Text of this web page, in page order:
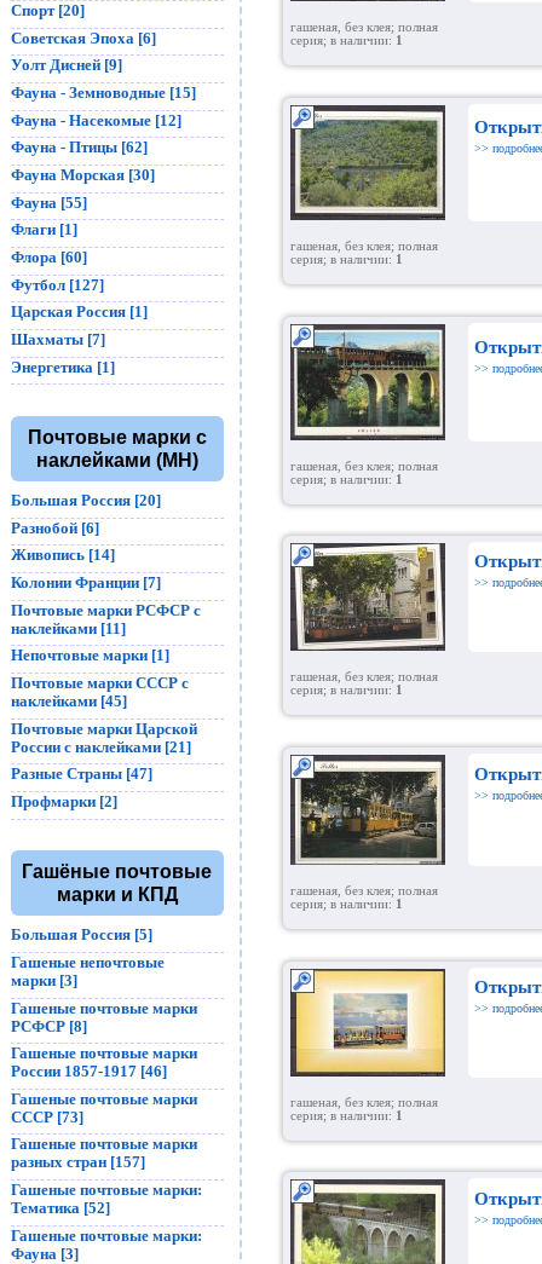
Спорт [20]
Советская Эпоха [6]
Уолт Дисней [9]
Фауна - Земноводные [15]
Фауна - Насекомые [12]
Фауна - Птицы [62]
Фауна Морская [30]
Фауна [55]
Флаги [1]
Флора [60]
Футбол [127]
Царская Россия [1]
Шахматы [7]
Энергетика [1]
Почтовые марки с
наклейками (MH)
Большая Россия [20]
Разнобой [6]
Живопись [14]
Колонии Франции [7]
Почтовые марки РСФСР с
наклейками [11]
Непочтовые марки [1]
Почтовые марки СССР с
наклейками [45]
Почтовые марки Царской
России с наклейками [21]
Разные Страны [47]
Профмарки [2]
Гашёные почтовые
марки и КПД
Большая Россия [5]
Гашеные непочтовые
марки [3]
Гашеные почтовые марки
РСФСР [8]
Гашеные почтовые марки
России 1857-1917 [46]
Гашеные почтовые марки
СССР [73]
Гашеные почтовые марки
разных стран [157]
Гашеные почтовые марки:
Тематика [52]
Гашеные почтовые марки:
Фауна [3]
гашеная, без клея; полная
серия; в наличии: 1
>>
гашеная, без клея; полная
серия; в наличии: 1
>>
гашеная, без клея; полная
серия; в наличии: 1
>>
гашеная, без клея; полная
серия; в наличии: 1
>>
гашеная, без клея; полная
серия; в наличии: 1
>>
гашеная, без клея; полная
серия; в наличии: 1
>>